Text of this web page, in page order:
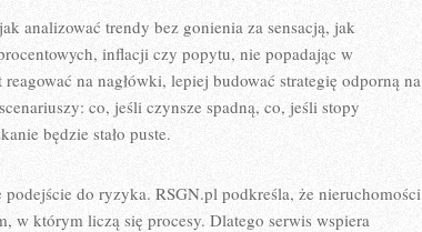
analizować trendy bez gonienia za sensacją, jak
inflacji czy popytu, nie popadając w
na nagłówki, lepiej budować strategię odporną na
co, jeśli czynsze spadną, co, jeśli stopy
będzie stało puste.
do ryzyka. RSGN.pl podkreśla, że nieruchomości
w którym liczą się procesy. Dlatego serwis wspiera